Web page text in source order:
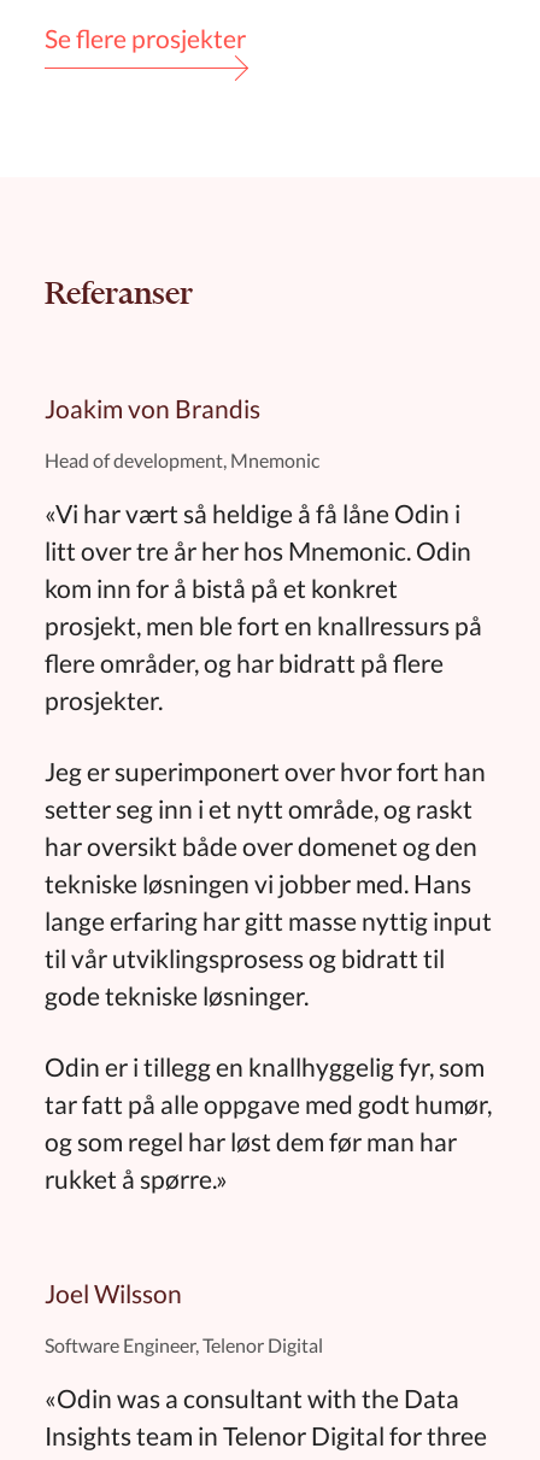
Se flere prosjekter
Referanser
Joakim von Brandis
Head of development, Mnemonic
«Vi har vært så heldige å få låne Odin i
litt over tre år her hos Mnemonic. Odin
kom inn for å bistå på et konkret
prosjekt, men ble fort en knallressurs på
flere områder, og har bidratt på flere
prosjekter.
Jeg er superimponert over hvor fort han
setter seg inn i et nytt område, og raskt
har oversikt både over domenet og den
tekniske løsningen vi jobber med. Hans
lange erfaring har gitt masse nyttig input
til vår utviklingsprosess og bidratt til
gode tekniske løsninger.
Odin er i tillegg en knallhyggelig fyr, som
tar fatt på alle oppgave med godt humør,
og som regel har løst dem før man har
rukket å spørre.»
Joel Wilsson
Software Engineer, Telenor Digital
«Odin was a consultant with the Data
Insights team in Telenor Digital for three